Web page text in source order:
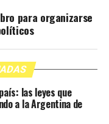
para organizarse
las leyes que
a la Argentina de